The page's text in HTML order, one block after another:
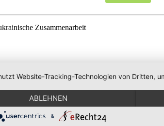
Zusammenarbeit
Website-Tracking-Technologien von Dritten,
ABLEHNEN
&